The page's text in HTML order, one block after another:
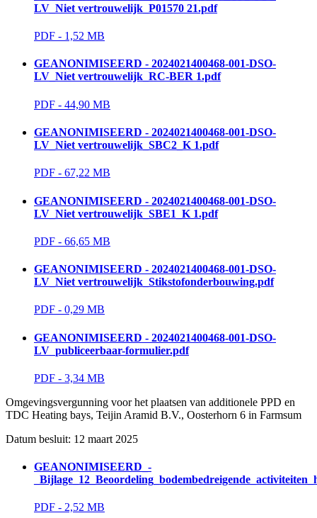
LV_Niet vertrouwelijk_P01570 21.pdf
PDF - 1,52 MB
GEANONIMISEERD - 2024021400468-001-DSO-
LV_Niet vertrouwelijk_RC-BER 1.pdf
PDF - 44,90 MB
GEANONIMISEERD - 2024021400468-001-DSO-
LV_Niet vertrouwelijk_SBC2_K 1.pdf
PDF - 67,22 MB
GEANONIMISEERD - 2024021400468-001-DSO-
LV_Niet vertrouwelijk_SBE1_K 1.pdf
PDF - 66,65 MB
GEANONIMISEERD - 2024021400468-001-DSO-
LV_Niet vertrouwelijk_Stikstofonderbouwing.pdf
PDF - 0,29 MB
GEANONIMISEERD - 2024021400468-001-DSO-
LV_publiceerbaar-formulier.pdf
PDF - 3,34 MB
Omgevingsvergunning voor het plaatsen van additionele PPD en
TDC Heating bays, Teijin Aramid B.V., Oosterhorn 6 in Farmsum
Datum besluit: 12 maart 2025
GEANONIMISEERD_-
PDF - 2,52 MB